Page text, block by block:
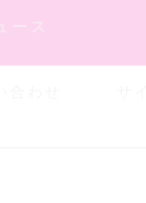
ース